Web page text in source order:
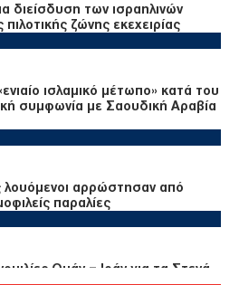
διείσδυση των ισραηλινών
ζώνης εκεχειρίας
ισλαμικό μέτωπο» κατά του
συμφωνία με Σαουδική Αραβία
λουόμενοι αρρώστησαν από
παραλίες
Ομάν – Ιράν για τα Στενά